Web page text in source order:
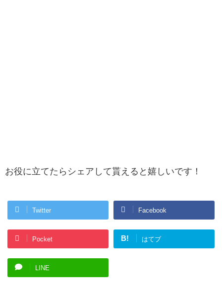
お役に立てたらシェアして貰えると嬉しいです！
Twitter Facebook
Pocket B! はてブ
LINE